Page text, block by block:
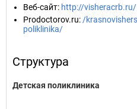
Веб-сайт: http://visheracrb.ru/
Prodoctorov.ru: /
poliklinika/
Структура
Детская поликлиника